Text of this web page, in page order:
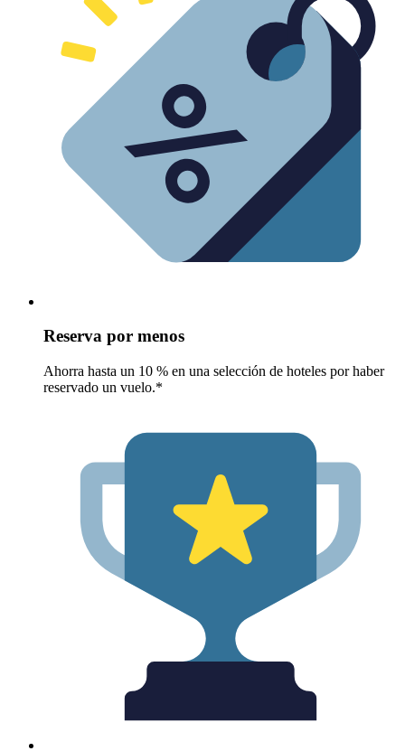
Reserva por menos
Ahorra hasta un 10 % en una selección de hoteles por haber
reservado un vuelo.*